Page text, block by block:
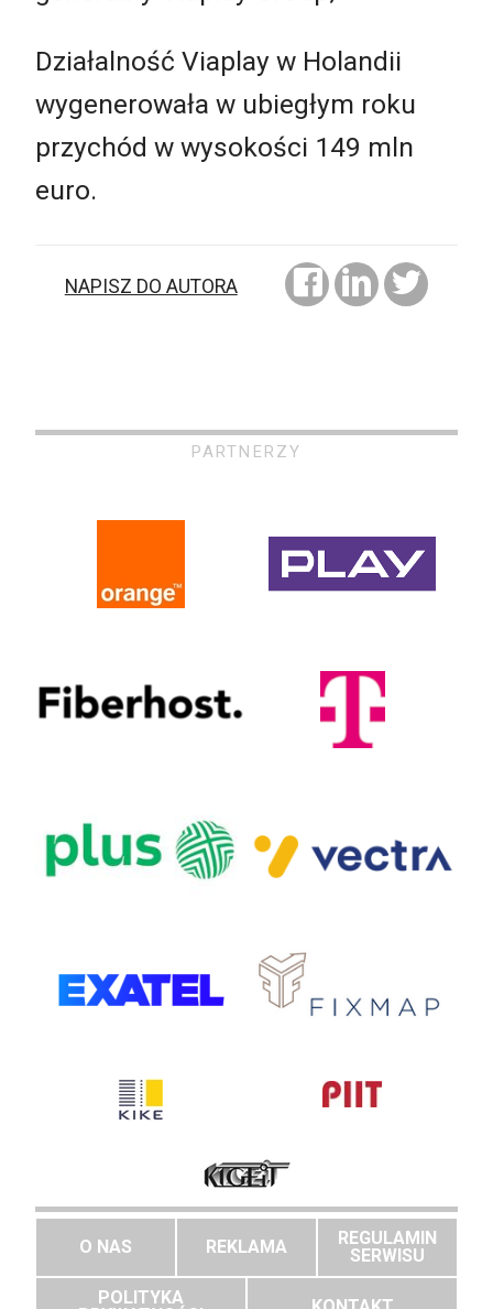
Działalność Viaplay w Holandii
wygenerowała w ubiegłym roku
przychód w wysokości 149 mln
euro.
NAPISZ DO AUTORA
PARTNERZY
O NAS REKLAMA
REGULAMIN
SERWISU
POLITYKA